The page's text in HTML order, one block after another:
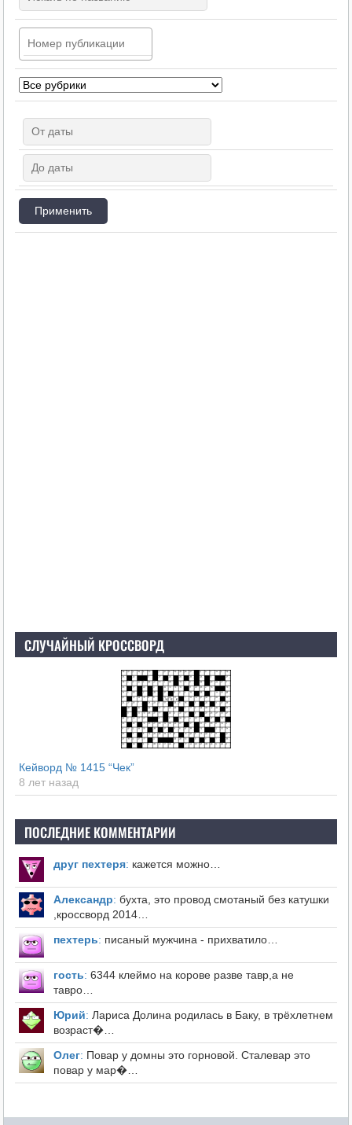
СЛУЧАЙНЫЙ КРОССВОРД
Кейворд № 1415 “Чек”
8 лет назад
ПОСЛЕДНИЕ КОММЕНТАРИИ
друг пехтеря: кажется можно…
Александр: бухта, это провод смотаный без катушки
,кроссворд 2014…
пехтерь: писаный мужчина - прихватило…
гость: 6344 клеймо на корове разве тавр,а не
тавро…
Юрий: Лариса Долина родилась в Баку, в трёхлетнем
возраст�…
Олег: Повар у домны это горновой. Сталевар это
повар у мар�…